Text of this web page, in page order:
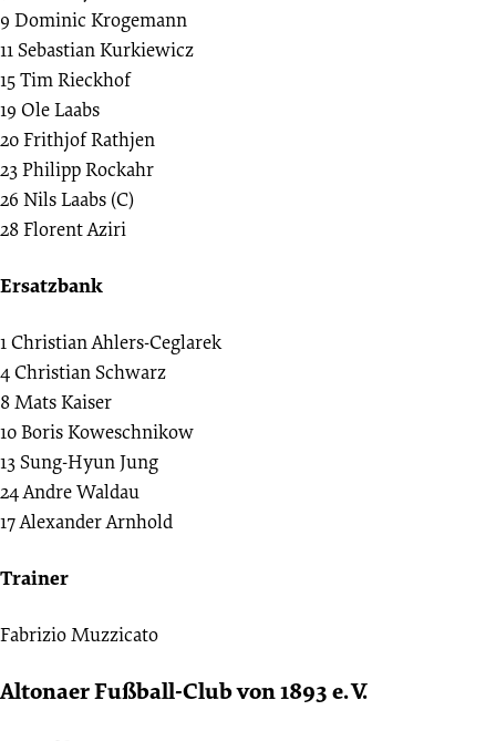
9 Dominic Krogemann
11Sebastian Kurkiewicz
15Tim Rieckhof
19 Ole Laabs
20Frithjof Rathjen
23Philipp Rockahr
26 Nils Laabs (C)
28Florent Aziri
Ersatzbank
1Christian Ahlers-Ceglarek
4Christian Schwarz
8Mats Kaiser
10Boris Koweschnikow
13Sung-Hyun Jung
24Andre Waldau
17Alexander Arnhold
Trainer
Fabrizio Muzzicato
Altonaer Fußball-Club von 1893 e. V.